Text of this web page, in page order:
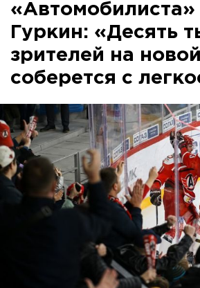
Гуркин: «Десять
зрителей на
соберется с